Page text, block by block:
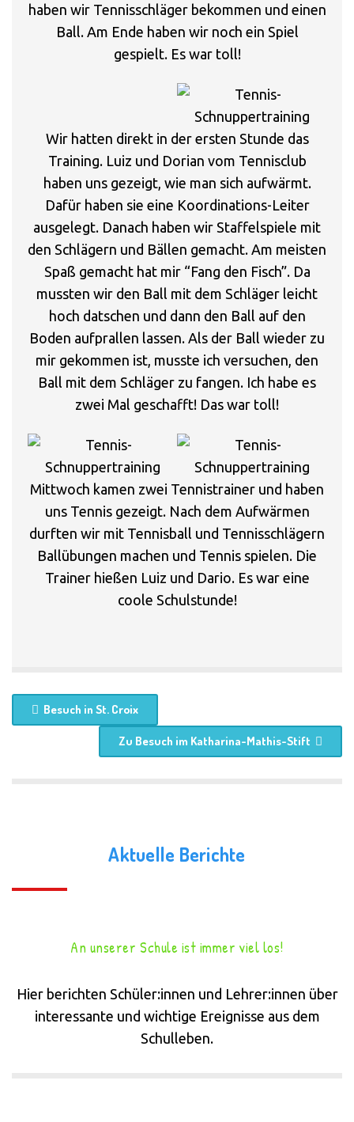
haben wir Tennisschläger bekommen und einen
Ball. Am Ende haben wir noch ein Spiel
gespielt. Es war toll!
Wir hatten direkt in der ersten Stunde das
Training. Luiz und Dorian vom Tennisclub
haben uns gezeigt, wie man sich aufwärmt.
Dafür haben sie eine Koordinations-Leiter
ausgelegt. Danach haben wir Staffelspiele mit
den Schlägern und Bällen gemacht. Am meisten
Spaß gemacht hat mir “Fang den Fisch”. Da
mussten wir den Ball mit dem Schläger leicht
hoch datschen und dann den Ball auf den
Boden aufprallen lassen. Als der Ball wieder zu
mir gekommen ist, musste ich versuchen, den
Ball mit dem Schläger zu fangen. Ich habe es
zwei Mal geschafft! Das war toll!
Mittwoch kamen zwei Tennistrainer und haben
uns Tennis gezeigt. Nach dem Aufwärmen
durften wir mit Tennisball und Tennisschlägern
Ballübungen machen und Tennis spielen. Die
Trainer hießen Luiz und Dario. Es war eine
coole Schulstunde!
Besuch in St. Croix
Zu Besuch im Katharina-Mathis-Stift
Aktuelle Berichte
An unserer Schule ist immer viel los!
Hier berichten Schüler:innen und Lehrer:innen über
interessante und wichtige Ereignisse aus dem
Schulleben.